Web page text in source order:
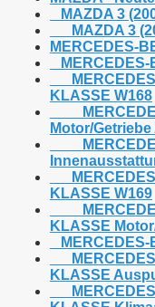
MAZDA 3
MAZDA 3
MERCEDES-
MERCEDES-
KLASSE W168
Motor/
KLASSE W169
KLASSE
MERCEDES-
KLASSE